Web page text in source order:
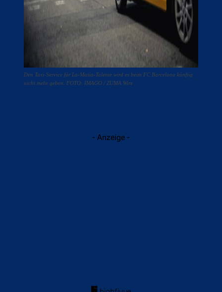
Den Taxi-Service für La-Masia-Talente wird es beim FC Barcelona künftig
nicht mehr geben. FOTO: IMAGO / ZUMA Wire
- Anzeige -